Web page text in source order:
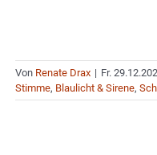
Von Renate Drax | Fr.
Stimme, Blaulicht & Sirene,